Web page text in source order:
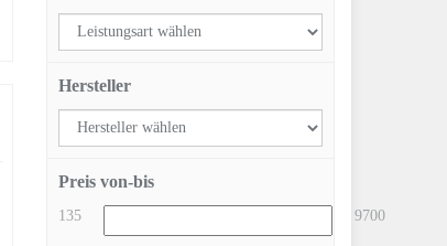
Hersteller
Preis von-bis
135 9700